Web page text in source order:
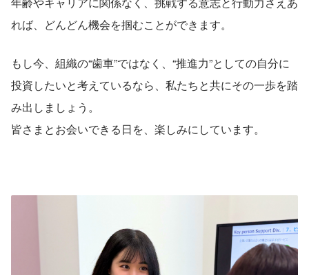
れば、どんどん機会を掴むことができます。
もし今、組織の“歯車”ではなく、“推進力”としての自分に
投資したいと考えているなら、私たちと共にその一歩を踏
み出しましょう。
皆さまとお会いできる日を、楽しみにしています。